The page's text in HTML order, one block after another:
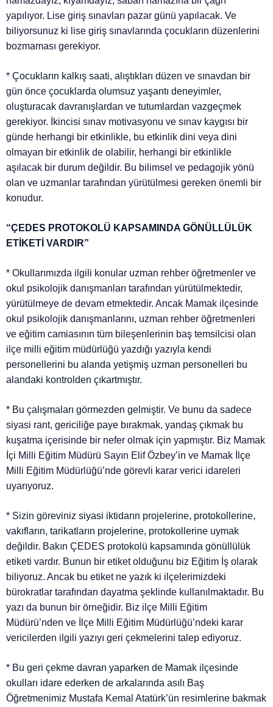
yapılıyor. Lise giriş sınavları pazar günü yapılacak. Ve
biliyorsunuz ki lise giriş sınavlarında çocukların düzenlerini
bozmaması gerekiyor.
* Çocukların kalkış saati, alıştıkları düzen ve sınavdan bir
gün önce çocuklarda olumsuz yaşantı deneyimler,
oluşturacak davranışlardan ve tutumlardan vazgeçmek
gerekiyor. İkincisi sınav motivasyonu ve sınav kaygısı bir
günde herhangi bir etkinlikle, bu etkinlik dini veya dini
olmayan bir etkinlik de olabilir, herhangi bir etkinlikle
aşılacak bir durum değildir. Bu bilimsel ve pedagojik yönü
olan ve uzmanlar tarafından yürütülmesi gereken önemli bir
konudur.
“ÇEDES PROTOKOLÜ KAPSAMINDA GÖNÜLLÜLÜK
ETİKETİ VARDIR”
* Okullarımızda ilgili konular uzman rehber öğretmenler ve
okul psikolojik danışmanları tarafından yürütülmektedir,
yürütülmeye de devam etmektedir. Ancak Mamak ilçesinde
okul psikolojik danışmanlarını, uzman rehber öğretmenleri
ve eğitim camiasının tüm bileşenlerinin baş temsilcisi olan
ilçe milli eğitim müdürlüğü yazdığı yazıyla kendi
personellerini bu alanda yetişmiş uzman personelleri bu
alandaki kontrolden çıkartmıştır.
* Bu çalışmaları görmezden gelmiştir. Ve bunu da sadece
siyasi rant, gericiliğe paye bırakmak, yandaş çıkmak bu
kuşatma içerisinde bir nefer olmak için yapmıştır. Biz Mamak
İçi Milli Eğitim Müdürü Sayın Elif Özbey’in ve Mamak İlçe
Milli Eğitim Müdürlüğü’nde görevli karar verici idareleri
uyarıyoruz.
* Sizin göreviniz siyasi iktidarın projelerine, protokollerine,
vakıfların, tarikatların projelerine, protokollerine uymak
değildir. Bakın ÇEDES protokolü kapsamında gönüllülük
etiketi vardır. Bunun bir etiket olduğunu biz Eğitim İş olarak
biliyoruz. Ancak bu etiket ne yazık ki ilçelerimizdeki
bürokratlar tarafından dayatma şeklinde kullanılmaktadır. Bu
yazı da bunun bir örneğidir. Biz ilçe Milli Eğitim
Müdürü’nden ve İlçe Milli Eğitim Müdürlüğü’ndeki karar
vericilerden ilgili yazıyı geri çekmelerini talep ediyoruz.
* Bu geri çekme davran yaparken de Mamak ilçesinde
okulları idare ederken de arkalarında asılı Baş
Öğretmenimiz Mustafa Kemal Atatürk’ün resimlerine bakmak